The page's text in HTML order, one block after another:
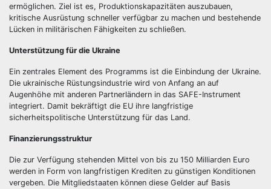
ermöglichen. Ziel ist es, Produktionskapazitäten auszubauen,
kritische Ausrüstung schneller verfügbar zu machen und bestehende
Lücken in militärischen Fähigkeiten zu schließen.
Unterstützung für die Ukraine
Ein zentrales Element des Programms ist die Einbindung der Ukraine.
Die ukrainische Rüstungsindustrie wird von Anfang an auf
Augenhöhe mit anderen Partnerländern in das SAFE-Instrument
integriert. Damit bekräftigt die EU ihre langfristige
sicherheitspolitische Unterstützung für das Land.
Finanzierungsstruktur
Die zur Verfügung stehenden Mittel von bis zu 150 Milliarden Euro
werden in Form von langfristigen Krediten zu günstigen Konditionen
vergeben. Die Mitgliedstaaten können diese Gelder auf Basis